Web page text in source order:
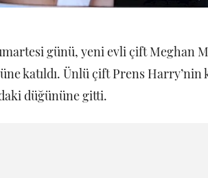
günü, yeni evli çift Meghan
katıldı. Ünlü çift Prens Harry’nin
düğününe gitti.